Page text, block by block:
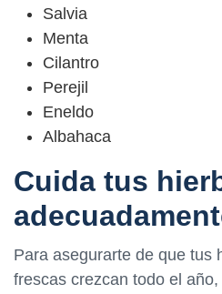
Salvia
Menta
Cilantro
Perejil
Eneldo
Albahaca
Cuida tus
Para asegurarte de que tus
frescas crezcan todo el